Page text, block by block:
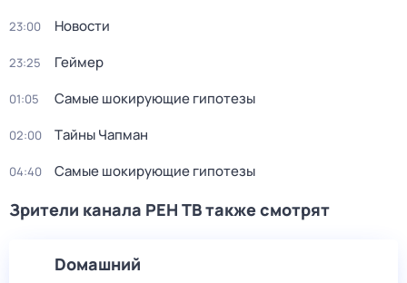
23:00 Новости
23:25 Геймер
01:05 Самые шoкиpующие гипотезы
02:00 Тaйны Чапман
04:40 Самые шoкиpующие гипотезы
Зрители канала РЕН ТВ также смотрят
Dомашний